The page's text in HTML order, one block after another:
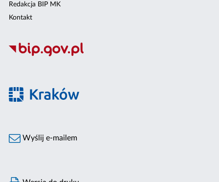
Redakcja BIP MK
Kontakt
Wyślij e-mailem